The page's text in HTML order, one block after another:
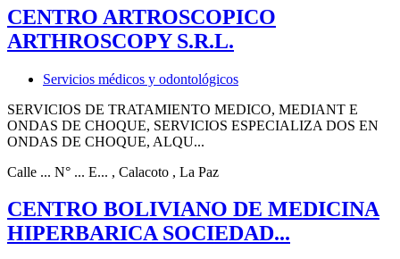
CENTRO ARTROSCOPICO
ARTHROSCOPY S.R.L.
Servicios médicos y odontológicos
SERVICIOS DE TRATAMIENTO MEDICO, MEDIANT E
ONDAS DE CHOQUE, SERVICIOS ESPECIALIZA DOS EN
ONDAS DE CHOQUE, ALQU...
Calle ... N° ... E... , Calacoto , La Paz
CENTRO BOLIVIANO DE MEDICINA
HIPERBARICA SOCIEDAD...